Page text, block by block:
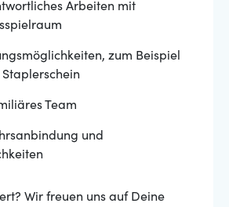
Arbeiten mit
zum Beispiel
Team
und
Wir freuen uns auf Deine